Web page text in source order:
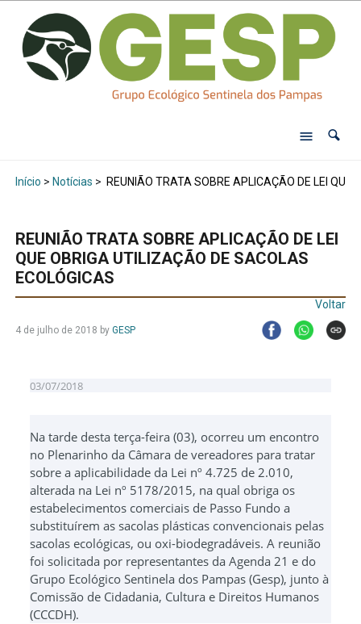
Início > Notícias > REUNIÃO TRATA SOBRE APLICAÇÃO DE LEI
REUNIÃO TRATA SOBRE APLICAÇÃO DE LEI
QUE OBRIGA UTILIZAÇÃO DE SACOLAS
ECOLÓGICAS
Voltar
4 de julho de 2018 by GESP
03/07/2018
Na tarde desta terça-feira (03), ocorreu um encontro
no Plenarinho da Câmara de vereadores para tratar
sobre a aplicabilidade da Lei nº 4.725 de 2.010,
alterada na Lei nº 5178/2015, na qual obriga os
estabelecimentos comerciais de Passo Fundo a
substituírem as sacolas plásticas convencionais pelas
sacolas ecológicas, ou oxi-biodegradáveis. A reunião
foi solicitada por representantes da Agenda 21 e do
Grupo Ecológico Sentinela dos Pampas (Gesp), junto à
Comissão de Cidadania, Cultura e Direitos Humanos
(CCCDH).